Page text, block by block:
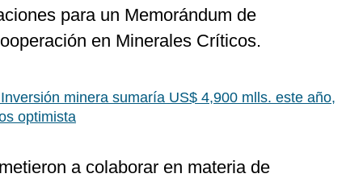
para un Memorándum de
en Minerales Críticos.
Inversión minera sumaría US$ 4,900 mlls. este año,
optimista
a colaborar en materia de